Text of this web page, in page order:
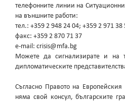
телефонните линии на
на външните работи:
тел.: +359 2 948 24 04; +359 2 971
факс: +359 2 870 71 37
e-mail: crisis@mfa.bg
Можете да сигнализирате и на
дипломатическите
Съгласно Правото на
няма свой консул, българските